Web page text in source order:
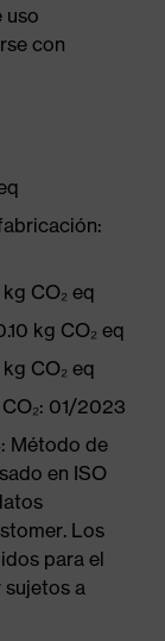
uso
con
CO₂ eq
kg CO₂ eq
CO₂ eq
01/2023
Método de
en ISO
Los
para el
sujetos a